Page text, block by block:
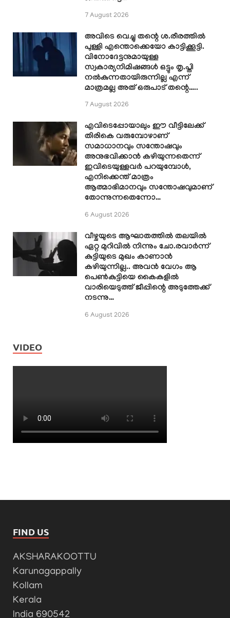
7 August 2026
അവിടെ വെച്ചു തന്റെ ശ.രീരത്തിൽ
പുള്ളി എന്തൊക്കെയോ കാട്ടിക്കൂട്ടി.
വിനോദേട്ടനുമായുള്ള
സ്വകാര്യനിമിഷങ്ങൾ ഒട്ടും തൃ.പ്തി
നൽകുന്നതായിരുന്നില്ല എന്ന്
മാത്രമല്ല അത് ഒരുപാട് തന്റെ…..
7 August 2026
എവിടെപ്പോയാലും ഈ വീട്ടിലേക്ക്
തിരികെ വരുമ്പോഴാണ്
സമാധാനവും സന്തോഷവും
അനുഭവിക്കാൻ കഴിയുന്നതെന്ന്
ഇവിടെയുള്ളവർ പറയുമ്പോൾ,
എനിക്കെന്ത് മാത്രം
ആത്മാഭിമാനവും സന്തോഷവുമാണ്
തോന്നുന്നതെന്നോ…
6 August 2026
വീഴ്ചയുടെ ആഘാതത്തിൽ തലയിൽ
ഏറ്റ മുറിവിൽ നിന്നും ചോ.രവാർന്ന്
കുട്ടിയുടെ മുഖം കാണാൻ
കഴിയുന്നില്ല.. അവൻ വേഗം ആ
പെൺകുട്ടിയെ കൈകളിൽ
വാരിയെടുത്ത് ജീപ്പിന്റെ അടുത്തേക്ക്
നടന്നു…
6 August 2026
VIDEO
FIND US
AKSHARAKOOTTU
Karunagappally
Kollam
Kerala
India 690542